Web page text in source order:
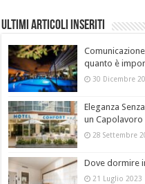
Ultimi Articoli Inseriti
quanto è
30 Dicembre
Eleganza
un Capolavoro
28 Settembre
Dove dormire
21 Luglio 2023